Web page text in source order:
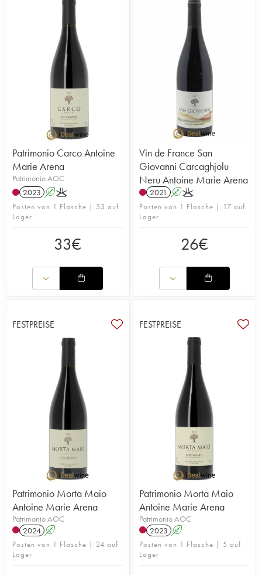
Patrimonio Carco Antoine
Marie Arena
Patrimonio AOC
2023 AK
Posten von 1 Flasche | 53 auf
Lager
33€
Vin de France San
Giovanni Carcaghjolu
Neru Antoine Marie Arena
2021 AK
Posten von 1 Flasche | 17 auf
Lager
26€
FESTPREISE
Patrimonio Morta Maio
Antoine Marie Arena
Patrimonio AOC
2024 A
Posten von 1 Flasche | 24 auf
Lager
FESTPREISE
Patrimonio Morta Maio
Antoine Marie Arena
Patrimonio AOC
2023 A
Posten von 1 Flasche | 5 auf
Lager